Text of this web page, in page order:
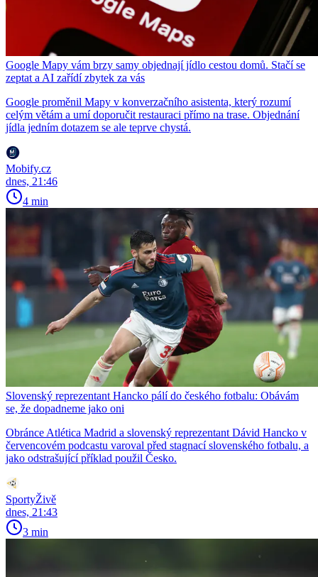
Google Mapy vám brzy samy objednají jídlo cestou domů. Stačí se
zeptat a AI zařídí zbytek za vás
Google proměnil Mapy v konverzačního asistenta, který rozumí
celým větám a umí doporučit restauraci přímo na trase. Objednání
jídla jedním dotazem se ale teprve chystá.
Mobify.cz
dnes, 21:46
4 min
Slovenský reprezentant Hancko pálí do českého fotbalu: Obávám
se, že dopadneme jako oni
Obránce Atlética Madrid a slovenský reprezentant Dávid Hancko v
červencovém podcastu varoval před stagnací slovenského fotbalu, a
jako odstrašující příklad použil Česko.
SportyŽivě
dnes, 21:43
3 min